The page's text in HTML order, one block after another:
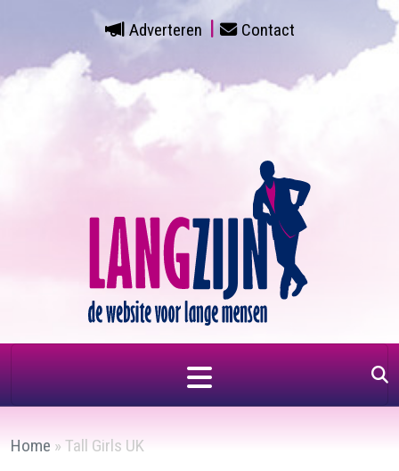
Adverteren Contact
Home » Tall Girls UK